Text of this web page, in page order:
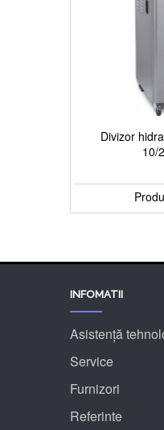
Divizor
10/
INFOMATII
Asistență
Service
Furnizori
Referinte